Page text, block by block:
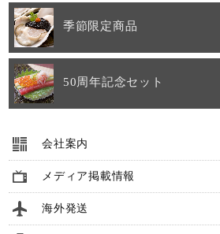
キーワード（商品名）
商品番号
季節限定商品
50周年記念セット
会社案内
メディア掲載情報
海外発送